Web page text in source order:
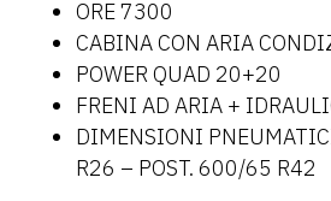
ORE 7300
CABINA CON ARIA
POWER QUAD 20+20
FRENI AD ARIA +
DIMENSIONI
R26 – POST. 600/65 R42